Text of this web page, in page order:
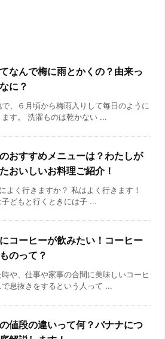
なんで梅に雨とかくの？由来っ
に？
で、６月頃から梅雨入りして毎日のように
す。 洗濯ものは乾かない ...
おすすめメニューは？わたしが
おいしいお料理ご紹介！
よく行きますか？ 私はよく行きます！
子どもと行くときには子 ...
コーヒーが飲みたい！コーヒー
のって？
や、仕事や家事の合間に美味しいコーヒ
で息抜きをするという人って ...
値段の違いって何？バナナにつ